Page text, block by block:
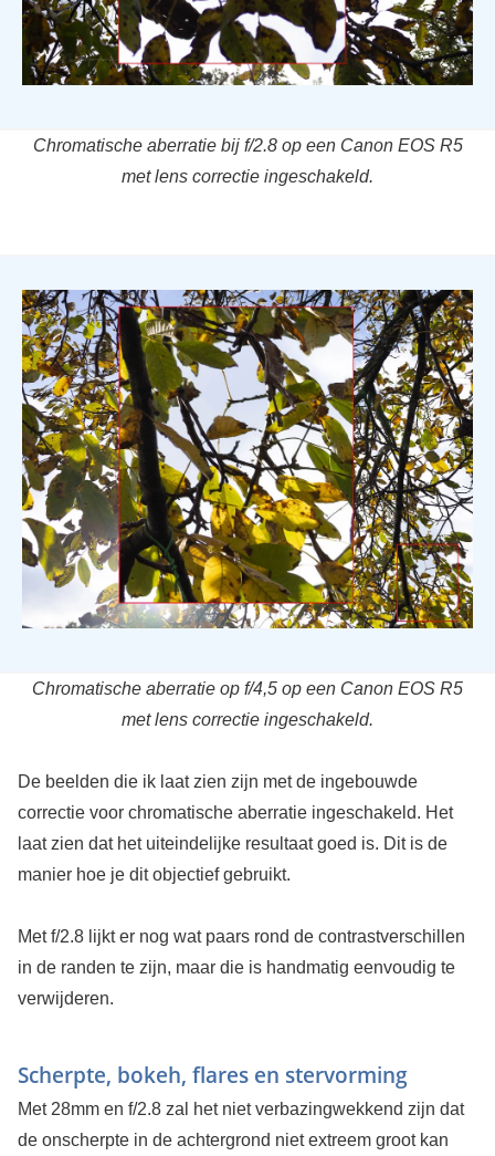
Chromatische aberratie bij f/2.8 op een Canon EOS R5
met lens correctie ingeschakeld.
Chromatische aberratie op f/4,5 op een Canon EOS R5
met lens correctie ingeschakeld.
De beelden die ik laat zien zijn met de ingebouwde
correctie voor chromatische aberratie ingeschakeld. Het
laat zien dat het uiteindelijke resultaat goed is. Dit is de
manier hoe je dit objectief gebruikt.
Met f/2.8 lijkt er nog wat paars rond de contrastverschillen
in de randen te zijn, maar die is handmatig eenvoudig te
verwijderen.
Scherpte, bokeh, flares en stervorming
Met 28mm en f/2.8 zal het niet verbazingwekkend zijn dat
de onscherpte in de achtergrond niet extreem groot kan